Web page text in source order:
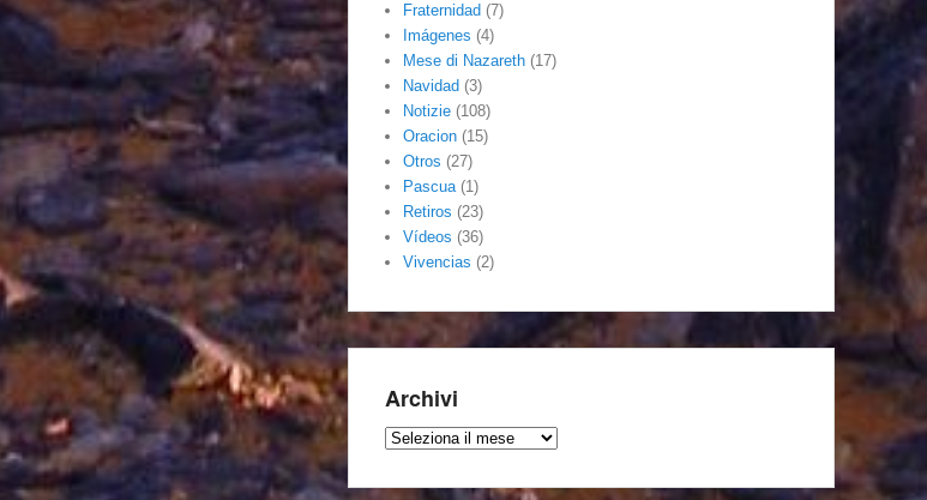
Fraternidad (7)
Imágenes (4)
Mese di Nazareth (17)
Navidad (3)
Notizie (108)
Oracion (15)
Otros (27)
Pascua(1)
Retiros (23)
Vídeos (36)
Vivencias (2)
Archivi
Archivi